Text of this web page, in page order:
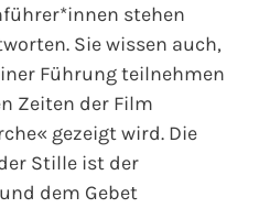
stehen
Sie wissen auch,
Führung teilnehmen
Zeiten der Film
gezeigt wird. Die
Stille ist der
dem Gebet